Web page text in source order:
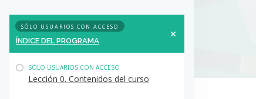
SÓLO USUARIOS CON ACCESO
ÍNDICE DEL PROGRAMA
SÓLO USUARIOS CON ACCESO
Lección 0. Contenidos del curso